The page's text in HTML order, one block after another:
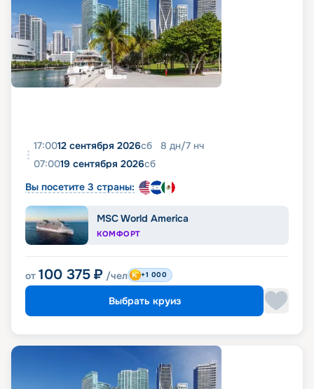
17:0012 сентября 2026сб 8 дн/7 нч
07:0019 сентября 2026сб
Вы посетите 3 страны:
MSC World America
КОМФОРТ
от 100 375 ₽ /чел +1 000
Выбрать круиз